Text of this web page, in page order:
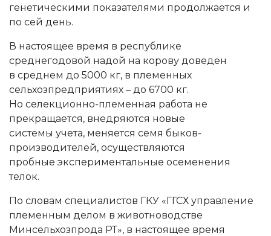
генетическими показателями продолжается и
по сей день.
В настоящее время в республике
среднегодовой надой на корову доведен
в среднем до 5000 кг, в племенных
сельхозпредприятиях – до 6700 кг.
Но селекционно-племенная работа не
прекращается, внедряются новые
системы учета, меняется семя быков-
производителей, осуществляются
пробные экспериментальные осеменения
телок.
По словам специалистов ГКУ «ГГСХ управление
племенным делом в животноводстве
Минсельхозпрода РТ», в настоящее время